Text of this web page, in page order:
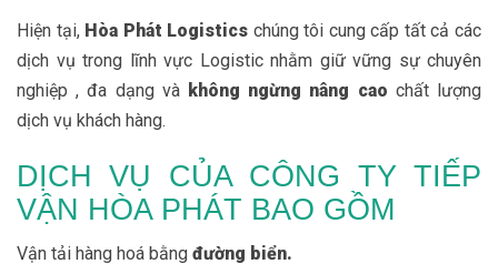
Hiện tại, Hòa Phát Logistics chúng tôi cung cấp tất cả các
dịch vụ trong lĩnh vực Logistic nhằm giữ vững sự chuyên
nghiệp , đa dạng và không ngừng nâng cao chất lượng
dịch vụ khách hàng.
DỊCH VỤ CỦA CÔNG TY TIẾP
VẬN HÒA PHÁT BAO GỒM
Vận tải hàng hoá bằng đường biển.